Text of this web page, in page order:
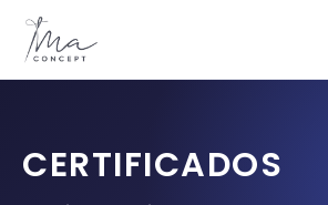
CERTIFICADOS